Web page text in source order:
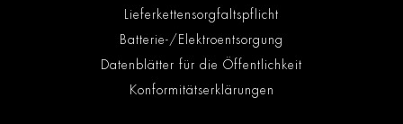
Lieferkettensorgfaltspflicht
Batterie-/Elektroentsorgung
Datenblätter für die Öffentlichkeit
Konformitätserklärungen